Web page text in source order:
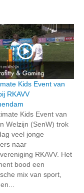
Kids Event van
RKAVV
Kids Event van
Welzijn (SenW) trok
veel jonge
naar
RKAVV. Het
bood een
mix van sport,